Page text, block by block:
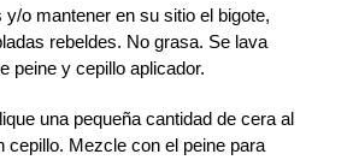
o mantener en su sitio el bigote,
rebeldes. No grasa. Se lava
peine y cepillo aplicador.
una pequeña cantidad de cera al
cepillo. Mezcle con el peine para